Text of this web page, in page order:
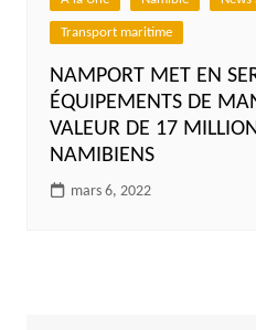
Transport maritime
NAMPORT MET EN
ÉQUIPEMENTS DE
VALEUR DE 17
NAMIBIENS
mars 6, 2022